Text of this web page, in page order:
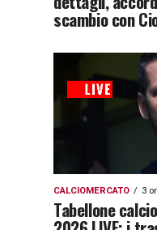
scambio con
CALCIOMERCATO 3
Tabellone